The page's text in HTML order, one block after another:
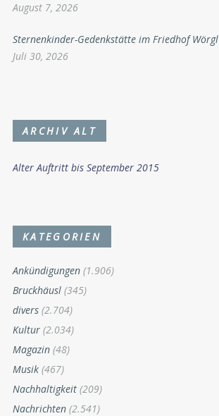
August 7, 2026
Sternenkinder-Gedenkstätte im Friedhof Wörgl
Juli 30, 2026
ARCHIV ALT
Alter Auftritt bis September 2015
KATEGORIEN
Ankündigungen (1.906)
Bruckhäusl (345)
divers (2.704)
Kultur (2.034)
Magazin (48)
Musik (467)
Nachhaltigkeit (209)
Nachrichten (2.541)